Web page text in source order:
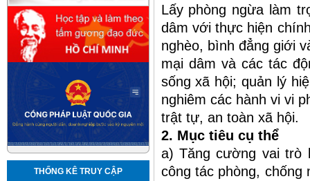
THỐNG KÊ TRUY CẬP
Lấy phòng ngừa làm
dâm với thực hiện
nghèo, bình đẳng giới
mại dâm và các tác
sống xã hội; quản lý
nghiêm các hành vi vi
trật tự, an toàn xã hội.
2. Mục tiêu cụ thể
a) Tăng cường vai trò
công tác phòng, chống